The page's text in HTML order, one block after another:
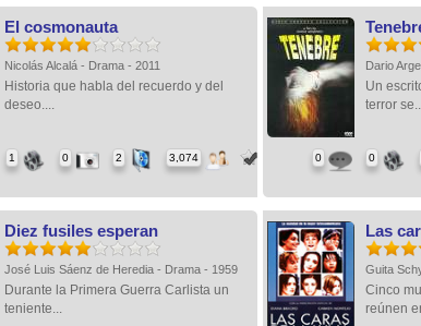
El cosmonauta
Nicolás Alcalá - Drama - 2011
Historia que habla del recuerdo y del
deseo....
1 0 2 3,074
Dario
Un
terror
0 0
Diez fusiles esperan
José Luis Sáenz de Heredia - Drama - 1959
Durante la Primera Guerra Carlista un
teniente...
Las
Guita
Cinco
reúnen